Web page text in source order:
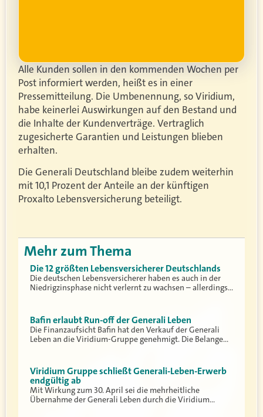
Alle Kunden sollen in den kommenden Wochen per
Post informiert werden, heißt es in einer
Pressemitteilung. Die Umbenennung, so Viridium,
habe keinerlei Auswirkungen auf den Bestand und
die Inhalte der Kundenverträge. Vertraglich
zugesicherte Garantien und Leistungen blieben
erhalten.
Die Generali Deutschland bleibe zudem weiterhin
mit 10,1 Prozent der Anteile an der künftigen
Proxalto Lebensversicherung beteiligt.
Mehr zum Thema
Die 12 größten Lebensversicherer Deutschlands
Die deutschen Lebensversicherer haben es auch in der
Niedrigzinsphase nicht verlernt zu wachsen – allerdings…
Bafin erlaubt Run-off der Generali Leben
Die Finanzaufsicht Bafin hat den Verkauf der Generali
Leben an die Viridium-Gruppe genehmigt. Die Belange…
Viridium Gruppe schließt Generali-Leben-Erwerb
endgültig ab
Mit Wirkung zum 30. April sei die mehrheitliche
Übernahme der Generali Leben durch die Viridium…